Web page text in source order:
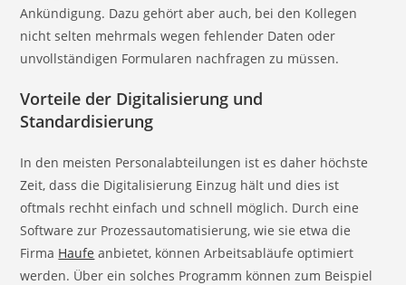
Ankündigung. Dazu gehört aber auch, bei den Kollegen
nicht selten mehrmals wegen fehlender Daten oder
unvollständigen Formularen nachfragen zu müssen.
Vorteile der Digitalisierung und
Standardisierung
In den meisten Personalabteilungen ist es daher höchste
Zeit, dass die Digitalisierung Einzug hält und dies ist
oftmals rechht einfach und schnell möglich. Durch eine
Software zur Prozessautomatisierung, wie sie etwa die
Firma Haufe anbietet, können Arbeitsabläufe optimiert
werden. Über ein solches Programm können zum Beispiel